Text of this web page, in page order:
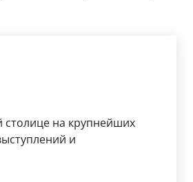
на крупнейших
и